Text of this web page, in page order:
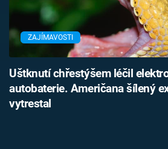
ZAJÍMAVOSTI
Uštknutí chřestýšem léčil
autobaterie. Američana šílený
vytrestal